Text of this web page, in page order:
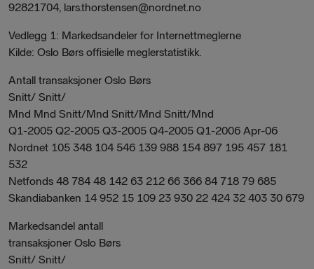
92821704, lars.thorstensen@nordnet.no
Vedlegg 1: Markedsandeler for Internettmeglerne
Kilde: Oslo Børs offisielle meglerstatistikk.
Antall transaksjoner Oslo Børs
Snitt/ Snitt/
Mnd Mnd Snitt/Mnd Snitt/Mnd Snitt/Mnd
Q1-2005 Q2-2005 Q3-2005 Q4-2005 Q1-2006 Apr-06
Nordnet 105 348 104 546 139 988 154 897 195 457 181
532
Netfonds 48 784 48 142 63 212 66 366 84 718 79 685
Skandiabanken 14 952 15 109 23 930 22 424 32 403 30 679
Markedsandel antall
transaksjoner Oslo Børs
Snitt/ Snitt/